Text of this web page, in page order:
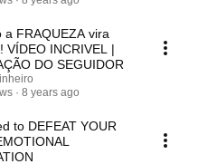
a FRAQUEZA vira
VÍDEO INCRIVEL |
DO SEGUIDOR
8 years ago
to DEFEAT YOUR